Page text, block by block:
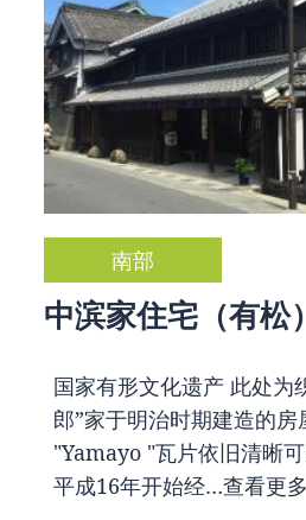
南部
中滨家住宅（有松）
国家有形文化遗产 此处为
郎”家于明治时期建造的
"Yamayo "瓦片依旧清晰
平成16年开始经…查看更多